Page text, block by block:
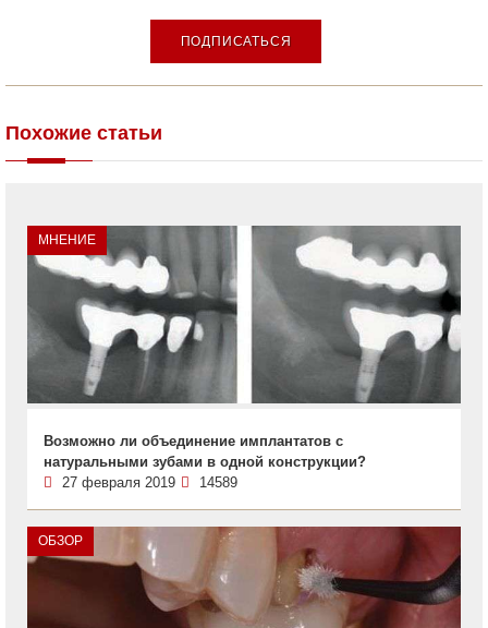
ПОДПИСАТЬСЯ
Похожие статьи
МНЕНИЕ
Возможно ли объединение имплантатов с
натуральными зубами в одной конструкции?
27 февраля 2019
14589
ОБЗОР